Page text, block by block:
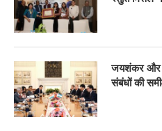
जयशंकर और
संबंधों की